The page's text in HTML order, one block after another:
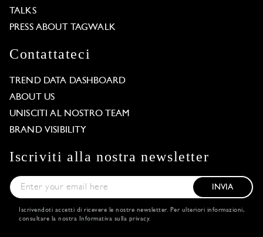
TALKS
PRESS ABOUT TAGWALK
Contattateci
TREND DATA DASHBOARD
ABOUT US
UNISCITI AL NOSTRO TEAM
BRAND VISIBILITY
Iscriviti alla nostra newsletter
INVIA
Iscrivendoti accetti di ricevere le nostre newsletter. Per ulteriori informazioni,
consultare la nostra
Informativa sulla privacy.